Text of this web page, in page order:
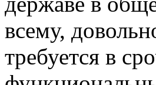
всему,
требуется в